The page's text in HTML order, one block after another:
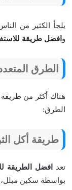
يلجأ الكثير من
و افضل طريقة
الطرق
هناك أكثر من طريقة
الطرق:
طريقة أكل
تعد افضل الطريقة
بواسطة سكين مبلل،